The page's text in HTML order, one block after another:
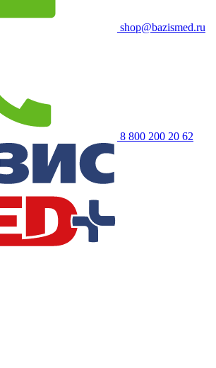
shop@bazismed.ru
8 800 200 20 62